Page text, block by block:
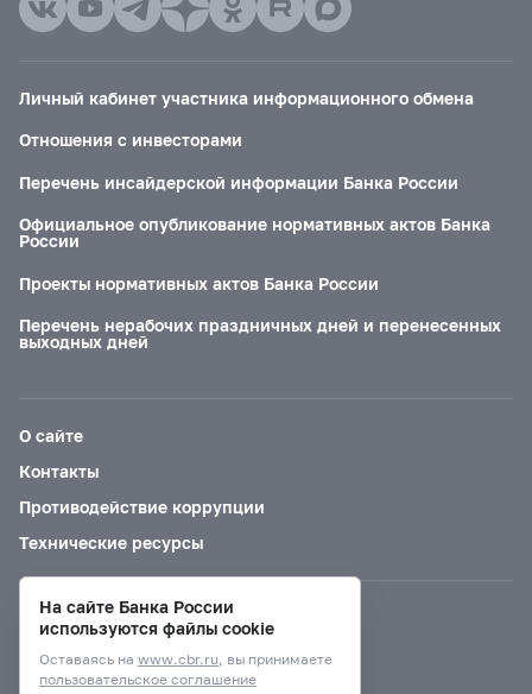
Личный кабинет участника информационного обмена
Отношения с инвесторами
Перечень инсайдерской информации Банка России
Официальное опубликование нормативных актов Банка
России
Проекты нормативных актов Банка России
Перечень нерабочих праздничных дней и перенесенных
выходных дней
О сайте
Контакты
Противодействие коррупции
Технические ресурсы
Версия для слабовидящих
На сайте Банка России
используются файлы cookie
Оставаясь на www.cbr.ru, вы принимаете
пользовательское соглашение